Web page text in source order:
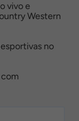
vivo e
Western
no